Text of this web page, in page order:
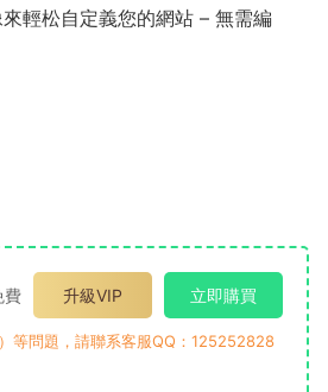
輕松自定義您的網站 – 無需編
費 升級VIP 立即購買
等問題，請聯系客服QQ：125252828